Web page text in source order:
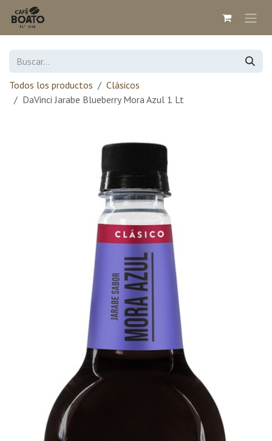
Ir al contenido
Todos los productos
Clásicos
DaVinci Jarabe Blueberry Mora Azul 1 Lt